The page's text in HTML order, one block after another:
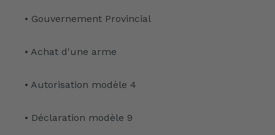
• Gouvernement Provincial
• Achat d'une arme
• Autorisation modèle 4
• Déclaration modèle 9